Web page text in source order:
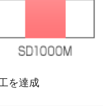
を達成